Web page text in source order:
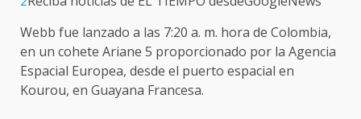
Webb fue lanzado a las 7:20 a. m. hora de Colombia,
en un cohete Ariane 5 proporcionado por la Agencia
Espacial Europea, desde el puerto espacial en
Kourou, en Guayana Francesa.